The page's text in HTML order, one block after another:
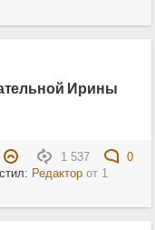
Ирины
1 537
0
Редакторот 1